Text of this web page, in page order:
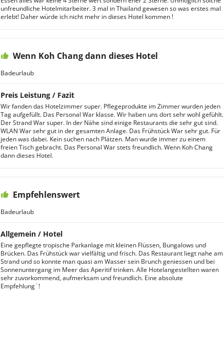
unfreundliche Hotelmitarbeiter. 3 mal in Thailand gewesen so was erstes mal
erlebt! Daher würde ich nicht mehr in dieses Hotel kommen !
Wenn Koh Chang dann dieses Hotel
Badeurlaub
Preis Leistung / Fazit
Wir fanden das Hotelzimmer super. Pflegeprodukte im Zimmer wurden jeden
Tag aufgefüllt. Das Personal War klasse. Wir haben uns dort sehr wohl gefühlt.
Der Strand War super. In der Nähe sind einige Restaurants die sehr gut sind.
WLAN War sehr gut in der gesamten Anlage. Das Frühstück War sehr gut. Für
jeden was dabei. Kein suchen nach Plätzen. Man wurde immer zu einem
freien Tisch gebracht. Das Personal War stets freundlich. Wenn Koh Chang
dann dieses Hotel.
Empfehlenswert
Badeurlaub
Allgemein / Hotel
Eine gepflegte tropische Parkanlage mit kleinen Flüssen, Bungalows und
Brücken. Das Frühstück war vielfältig und frisch. Das Restaurant liegt nahe am
Strand und so konnte man quasi am Wasser sein Brunch geniessen und bei
Sonnenuntergang im Meer das Aperitif trinken. Alle Hotelangestellten waren
sehr zuvorkommend, aufmerksam und freundlich. Eine absolute
Empfehlung¨!